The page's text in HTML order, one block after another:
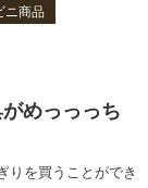
ニ商品
めっっっち
りを買うことができ